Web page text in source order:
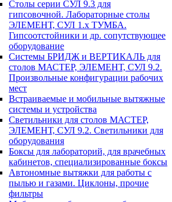
Столы серии СУЛ 9.3 для
гипсовочной. Лабораторные столы
ЭЛЕМЕНТ, СУЛ 1.х ТУМБА.
Гипсоотстойники и др. сопутствующее
оборудование
Системы БРИДЖ и ВЕРТИКАЛЬ для
столов МАСТЕР, ЭЛЕМЕНТ, СУЛ 9.2.
Произвольные конфигурации рабочих
мест
Встраиваемые и мобильные вытяжные
системы и устройства
Светильники для столов МАСТЕР,
ЭЛЕМЕНТ, СУЛ 9.2. Светильники для
оборудования
Боксы для лабораторий, для врачебных
кабинетов, специализированные боксы
Автономные вытяжки для работы с
пылью и газами. Циклоны, прочие
фильтры